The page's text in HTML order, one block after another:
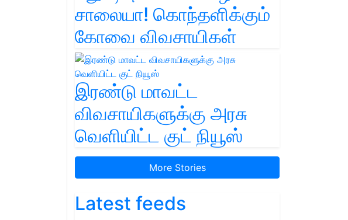
சாலையா! கொந்தளிக்கும்
கோவை விவசாயிகள்
இரண்டு மாவட்ட
விவசாயிகளுக்கு அரசு
வெளியிட்ட குட் நியூஸ்
More Stories
Latest feeds